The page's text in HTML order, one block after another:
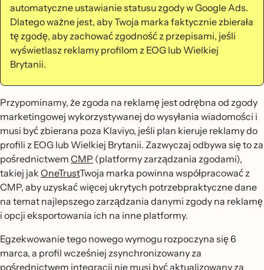
automatyczne ustawianie statusu zgody w Google Ads.
Dlatego ważne jest, aby Twoja marka faktycznie zbierała
tę zgodę, aby zachować zgodność z przepisami, jeśli
wyświetlasz reklamy profilom z EOG lub Wielkiej
Brytanii.
Przypominamy, że zgoda na reklamę jest odrębna od zgody
marketingowej wykorzystywanej do wysyłania wiadomości i
musi być zbierana poza Klaviyo, jeśli plan kieruje reklamy do
profili z EOG lub Wielkiej Brytanii. Zazwyczaj odbywa się to za
pośrednictwem CMP (platformy zarządzania zgodami),
takiej jak OneTrustTwoja marka powinna współpracować z
CMP, aby uzyskać więcej ukrytych potrzebpraktyczne dane
na temat najlepszego zarządzania danymi zgody na reklamę
i opcji eksportowania ich na inne platformy.
Egzekwowanie tego nowego wymogu rozpoczyna się 6
marca, a profil wcześniej zsynchronizowany za
pośrednictwem integracji nie musi być aktualizowany za